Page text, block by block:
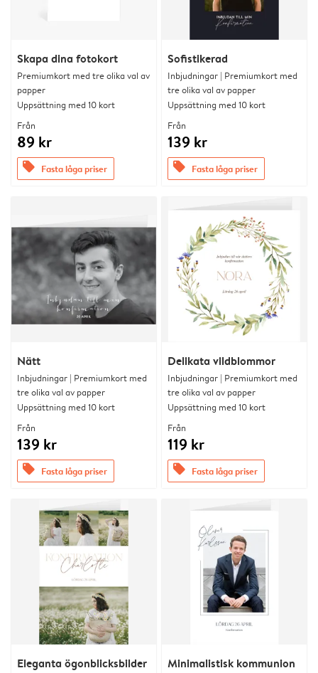
Skapa dina fotokort
Premiumkort med tre olika val av
papper
Uppsättning med 10 kort
Från
89 kr
offers Fasta låga priser
Sofistikerad
Inbjudningar | Premiumkort med
tre olika val av papper
Uppsättning med 10 kort
Från
139 kr
offers Fasta låga priser
Nätt
Inbjudningar | Premiumkort med
tre olika val av papper
Uppsättning med 10 kort
Från
139 kr
offers Fasta låga priser
Delikata vildblommor
Inbjudningar | Premiumkort med
tre olika val av papper
Uppsättning med 10 kort
Från
119 kr
offers Fasta låga priser
Eleganta ögonblicksbilder Minimalistisk kommunion